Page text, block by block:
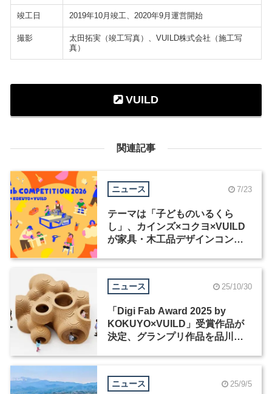
竣工日 2019年10月竣工、2020年9月運営開始
撮影
太田拓実（竣工写真）、VUILD株式会社（施工写
真）
VUILD
関連記事
ニュース 7/23
テーマは「子どものいるくら
し」、カインズ×コクヨ×VUILD
が家具・木工品デザインコンペ
ニュース 25/10/30
「Digi Fab Award 2025 by
KOKUYO×VUILD」受賞作品が
決定、グランプリ作品を品川と
ニュース 25/9/5